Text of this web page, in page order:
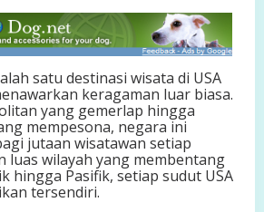
i
P
a
m
a
n
S
a
m
y
a
n
satu destinasi wisata di USA
keragaman luar biasa.
yang gemerlap hingga
mempesona, negara ini
jutaan wisatawan setiap
luas wilayah yang membentang
hingga Pasifik, setiap sudut USA
tersendiri.